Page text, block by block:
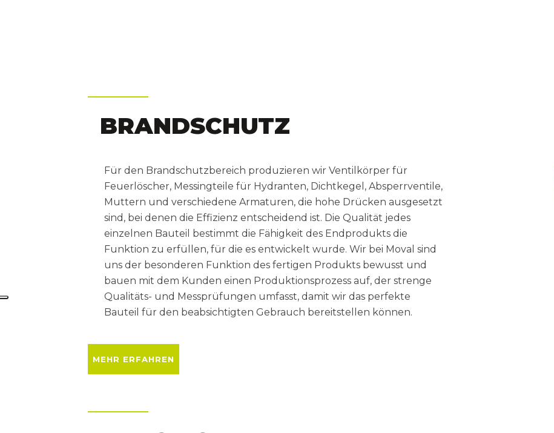
BRANDSCHUTZ
Für den Brandschutzbereich produzieren wir Ventilkörper für
Feuerlöscher, Messingteile für Hydranten, Dichtkegel, Absperrventile,
Muttern und verschiedene Armaturen, die hohe Drücken ausgesetzt
sind, bei denen die Effizienz entscheidend ist. Die Qualität jedes
einzelnen Bauteil bestimmt die Fähigkeit des Endprodukts die
Funktion zu erfüllen, für die es entwickelt wurde. Wir bei Moval sind
uns der besonderen Funktion des fertigen Produkts bewusst und
bauen mit dem Kunden einen Produktionsprozess auf, der strenge
Qualitäts- und Messprüfungen umfasst, damit wir das perfekte
Bauteil für den beabsichtigten Gebrauch bereitstellen können.
MEHR ERFAHREN